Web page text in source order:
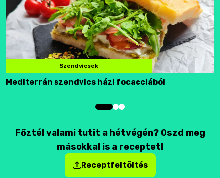
Szendvicsek
Mediterrán szendvics házi focacciából
Főztél valami tutit a hétvégén? Oszd meg
másokkal is a receptet!
Receptfeltöltés